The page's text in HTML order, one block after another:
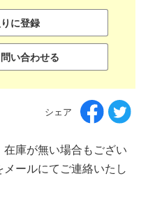
に登録
い合わせる
シェア
庫が無い場合もござい
ールにてご連絡いたし